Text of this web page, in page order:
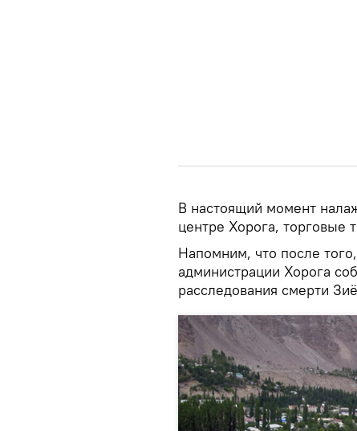
В настоящий момент
центре Хорога, торговые
Напомним, что после
администрации Хорога
расследования смерти